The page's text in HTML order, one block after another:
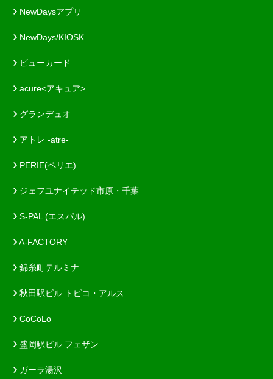
NewDaysアプリ
NewDays/KIOSK
ビューカード
acure<アキュア>
グランデュオ
アトレ -atre-
PERIE(ペリエ)
ジェフユナイテッド市原・千葉
S-PAL (エスパル)
A-FACTORY
錦糸町テルミナ
秋田駅ビル トピコ・アルス
CoCoLo
盛岡駅ビル フェザン
ガーラ湯沢